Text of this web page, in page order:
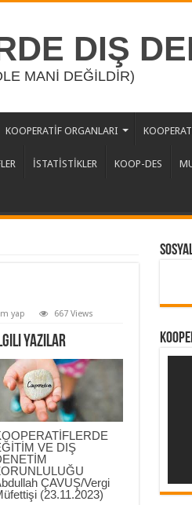
DIŞ
MANİ DEĞİLDİR)
KOOPERATİF ORGANLARI
İSTATİSTİKLER KOOP-DES
yap 667 Views
Yazılar
VE DIŞ
ÇAVUŞ/Vergi
(23.11.2023)